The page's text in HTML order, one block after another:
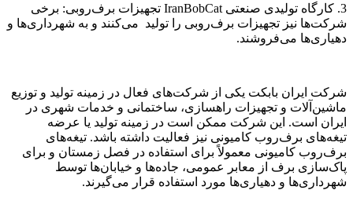
3. کارگاه تولیدی صنعتی IranBobCat تجهیزات برف‌روبی: برخی
شرکت‌ها نیز تجهیزات برف‌روبی را تولید می‌کنند و به شهرداری‌ها و
دهیاری‌ها می‌فروشند.
شرکت ایران بابکت یکی از شرکت‌های فعال در زمینه تولید و توزیع
ماشین‌آلات و تجهیزات راهسازی، ساختمانی و خدمات شهری در
ایران است. این شرکت ممکن است در زمینه تولید یا عرضه
تیغه‌های برف‌روب کامیونی نیز فعالیت داشته باشد. تیغه‌های
برف‌روب کامیونی معمولاً برای استفاده در فصل زمستان و برای
پاک‌سازی برف از معابر عمومی، جاده‌ها و خیابان‌ها توسط
شهرداری‌ها و دهیاری‌ها مورد استفاده قرار می‌گیرند.